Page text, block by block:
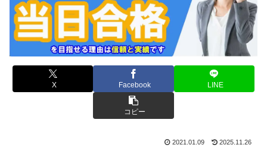
X Facebook LINE
コピー
2021.01.09 2025.11.26